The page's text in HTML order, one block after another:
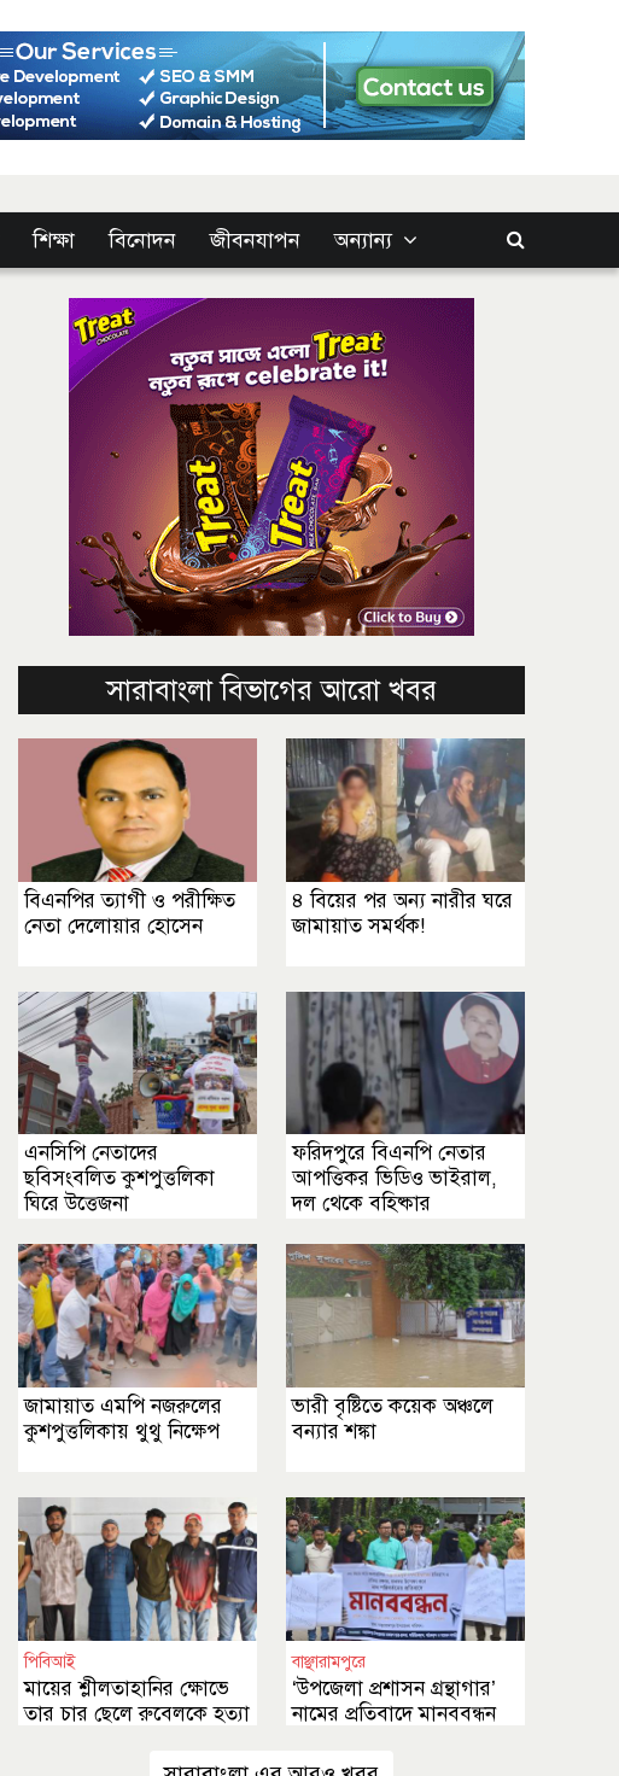
শিক্ষা বিনোদন জীবনযাপন অন্যান্য
সারাবাংলা বিভাগের আরো খবর
বিএনপির ত্যাগী ও পরীক্ষিত
নেতা দেলোয়ার হোসেন
৪ বিয়ের পর অন্য নারীর ঘরে
জামায়াত সমর্থক!
এনসিপি নেতাদের
ছবিসংবলিত কুশপুত্তলিকা
ঘিরে উত্তেজনা
ফরিদপুরে বিএনপি নেতার
আপত্তিকর ভিডিও ভাইরাল,
দল থেকে বহিষ্কার
জামায়াত এমপি নজরুলের
কুশপুত্তলিকায় থুথু নিক্ষেপ
ভারী বৃষ্টিতে কয়েক অঞ্চলে
বন্যার শঙ্কা
পিবিআই
মায়ের শ্লীলতাহানির ক্ষোভে
তার চার ছেলে রুবেলকে হত্যা
বাঞ্ছারামপুরে
‘উপজেলা প্রশাসন গ্রন্থাগার’
নামের প্রতিবাদে মানববন্ধন